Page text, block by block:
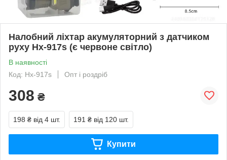
Налобний ліхтар акумуляторний з датчиком
руху Hx-917s (є червоне світло)
В наявності
Код: Hx-917s
Опт і роздріб
308 ₴
198 ₴ від 4 шт. 191 ₴ від 120 шт.
Купити